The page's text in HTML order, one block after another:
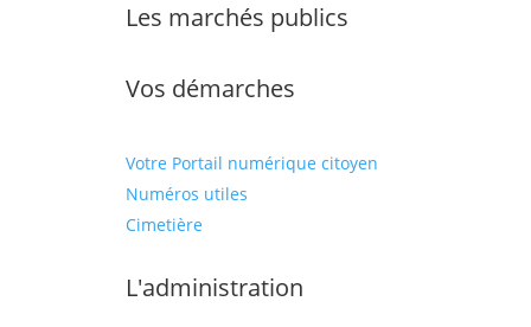
Les marchés publics
Vos démarches
Votre Portail numérique citoyen
Numéros utiles
Cimetière
L'administration